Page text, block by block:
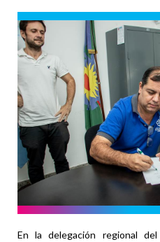
En la delegación regional